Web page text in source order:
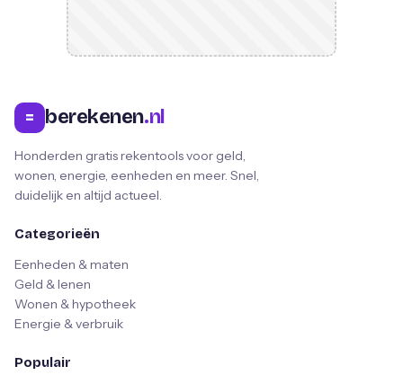
= berekenen.nl
Honderden gratis rekentools voor geld,
wonen, energie, eenheden en meer. Snel,
duidelijk en altijd actueel.
Categorieën
Eenheden & maten
Geld & lenen
Wonen & hypotheek
Energie & verbruik
Populair